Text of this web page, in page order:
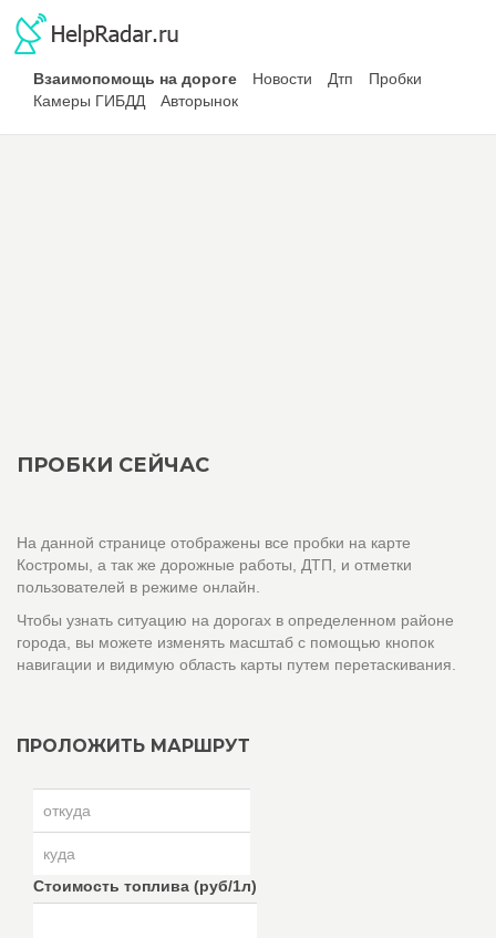
Взаимопомощь на дороге Новости Дтп
Пробки
Камеры ГИБДД
Авторынок
ПРОБКИ СЕЙЧАС
На данной странице отображены все пробки на карте
Костромы, а так же дорожные работы, ДТП, и отметки
пользователей в режиме онлайн.
Чтобы узнать ситуацию на дорогах в определенном районе
города, вы можете изменять масштаб с помощью кнопок
навигации и видимую область карты путем перетаскивания.
ПРОЛОЖИТЬ МАРШРУТ
Стоимость топлива (руб/1л)